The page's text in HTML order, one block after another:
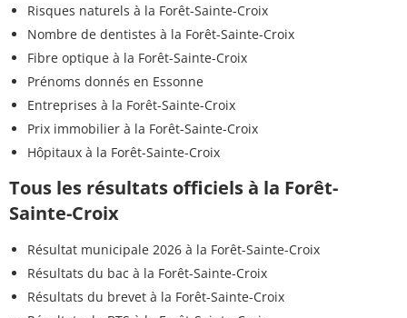
Risques naturels à la Forêt-Sainte-Croix
Nombre de dentistes à la Forêt-Sainte-Croix
Fibre optique à la Forêt-Sainte-Croix
Prénoms donnés en Essonne
Entreprises à la Forêt-Sainte-Croix
Prix immobilier à la Forêt-Sainte-Croix
Hôpitaux à la Forêt-Sainte-Croix
Tous les résultats officiels à la Forêt-
Sainte-Croix
Résultat municipale 2026 à la Forêt-Sainte-Croix
Résultats du bac à la Forêt-Sainte-Croix
Résultats du brevet à la Forêt-Sainte-Croix